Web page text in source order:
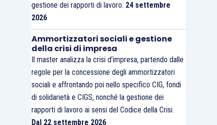
gestione dei rapporti di lavoro. 24 settembre
2026
Ammortizzatori sociali e gestione
della crisi di impresa
Il master analizza la crisi d’impresa, partendo dalle
regole per la concessione degli ammortizzatori
sociali e affrontando poi nello specifico CIG, fondi
di solidarietà e CIGS, nonché la gestione dei
rapporti di lavoro ai sensi del Codice della Crisi.
Dal 22 settembre 2026